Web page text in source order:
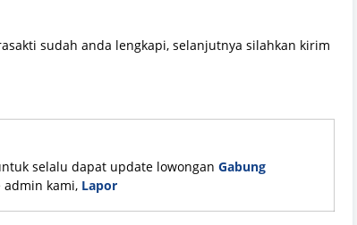
sudah anda lengkapi, selanjutnya silahkan kirim
selalu dapat update lowongan Gabung
admin kami, Lapor